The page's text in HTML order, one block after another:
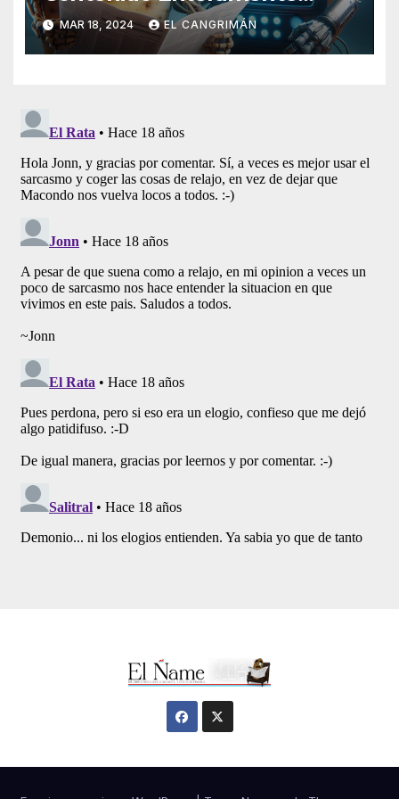
Generado Por Inteligencia
Artificial
MAR 18, 2024 EL CANGRIMÁN